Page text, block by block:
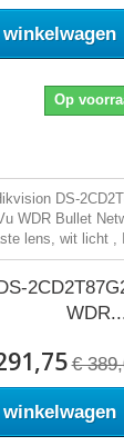
winkelwagen
Op
€
winkelwagen